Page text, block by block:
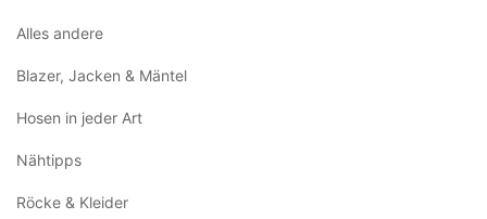
Alles andere
Blazer, Jacken & Mäntel
Hosen in jeder Art
Nähtipps
Röcke & Kleider